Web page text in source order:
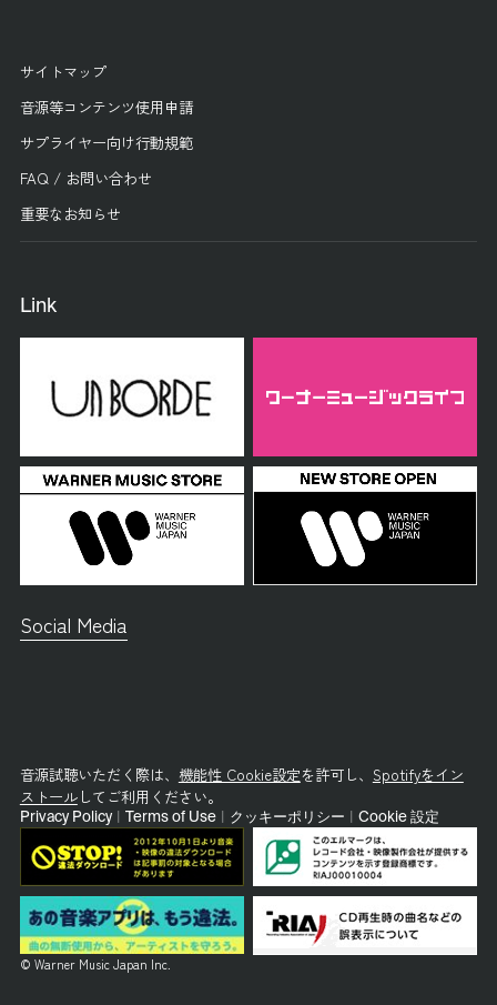
サイトマップ
音源等コンテンツ使用申請
サプライヤー向け行動規範
FAQ / お問い合わせ
重要なお知らせ
Link
Social Media
音源試聴いただく際は、 機能性 Cookie設定を許可し、 Spotifyをイン
ストールしてご利用ください。
Privacy Policy Terms of Use クッキーポリシー Cookie 設定
© Warner Music Japan Inc.